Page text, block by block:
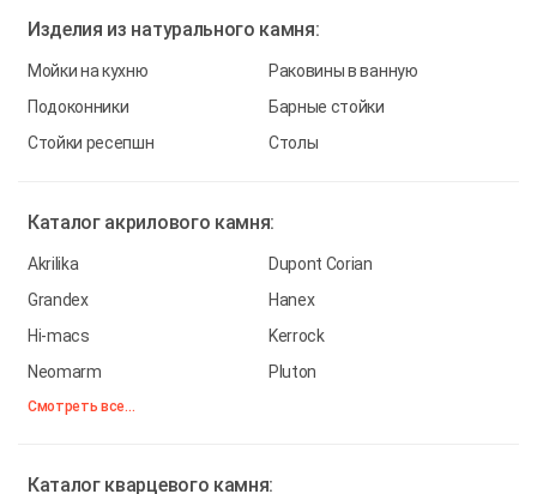
Изделия из натурального камня:
Мойки на кухню
Раковины в ванную
Подоконники
Барные стойки
Стойки ресепшн
Столы
Каталог акрилового камня:
Akrilika
Dupont Corian
Grandex
Hanex
Hi-macs
Kerrock
Neomarm
Pluton
Смотреть все...
Каталог кварцевого камня: